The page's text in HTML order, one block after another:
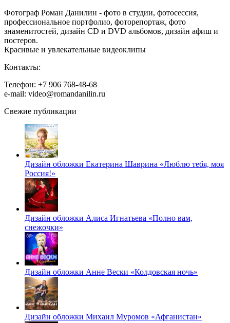
Фотограф Роман Данилин - фото в студии, фотосессия,
профессиональное портфолио, фоторепортаж, фото
знаменитостей, дизайн CD и DVD альбомов, дизайн афиш и
постеров.
Красивые и увлекательные видеоклипы
Контакты:
Телефон: +7 906 768-48-68
e-mail: video@romandanilin.ru
Свежие публикации
Дизайн обложки Екатерина Шаврина «Люблю тебя, моя
Россия!»
Дизайн обложки Алиса Игнатьева «Полно вам,
снежочки»
Дизайн обложки Анне Вески «Колдовская ночь»
Дизайн обложки Михаил Муромов «Афганистан»